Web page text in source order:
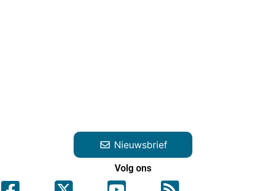
Nieuwsbrief
Volg ons